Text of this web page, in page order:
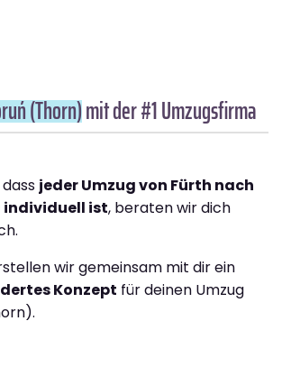
(Thorn)mit der #1 Umzugsfirma
jeder Umzug von Fürth nach
individuell ist, beraten wir dich
wir gemeinsam mit dir ein
Konzept für deinen Umzug